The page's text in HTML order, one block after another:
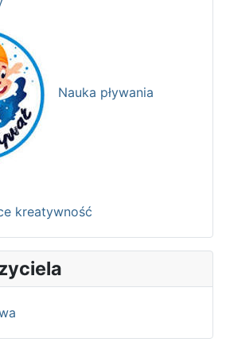
Nauka pływania
kreatywność